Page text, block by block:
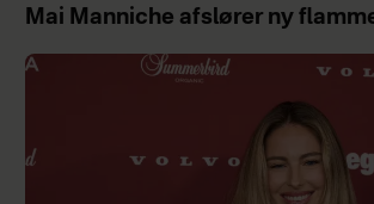
Mai Manniche afslører ny